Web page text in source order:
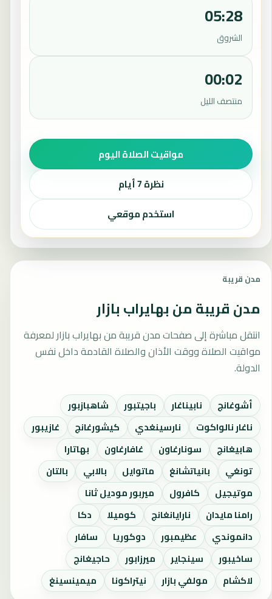
05:28
الشروق
00:02
منتصف الليل
مواقيت الصلاة اليوم
نظرة 7 أيام
استخدم موقعي
مدن قريبة
مدن قريبة من بهايراب بازار
انتقل مباشرة إلى صفحات مدن قريبة من بهايراب بازار لمعرفة
مواقيت الصلاة ووقت الأذان والصلاة القادمة داخل نفس
الدولة.
أشوغانج نابيناغار باجيتبور
شاهبازبور
ناغار نالواكوت
نارسينغدي كيشورغانج
غازيبور
هابيغانج
سونارغاون غافارغاون
بهاتارا
تونغي
بانياتشانغ ماتوايل بالابي
بالتان
موتيجيل
كافرول
ميربور موديل ثانا
رامنا مايدان
نارايانغانج كوميلا
دكا
دانموندي
عظيمبور دوكوريا
سافار
ساخيبور
سينجاير ميرزابور
حاجيغانج
لاكشام
مولفي بازار نيتراكونا ميمينسينغ